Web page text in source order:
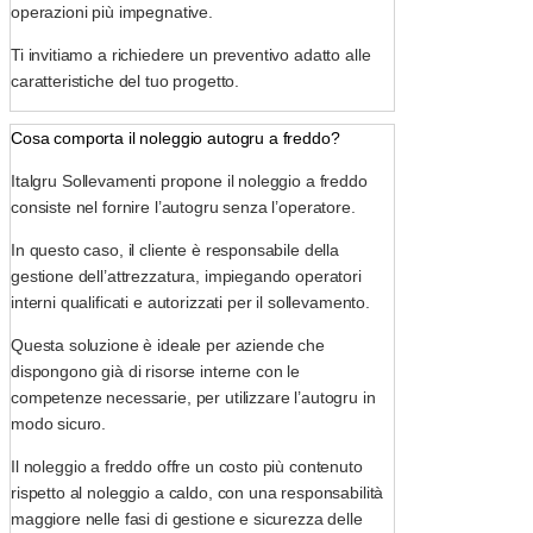
operazioni più impegnative.
Ti invitiamo a richiedere un preventivo adatto alle
caratteristiche del tuo progetto.
Cosa comporta il noleggio autogru a freddo?
Italgru Sollevamenti propone il noleggio a freddo
consiste nel fornire l’autogru senza l’operatore.
In questo caso, il cliente è responsabile della
gestione dell’attrezzatura, impiegando operatori
interni qualificati e autorizzati per il sollevamento.
Questa soluzione è ideale per aziende che
dispongono già di risorse interne con le
competenze necessarie, per utilizzare l’autogru in
modo sicuro.
Il noleggio a freddo offre un costo più contenuto
rispetto al noleggio a caldo, con una responsabilità
maggiore nelle fasi di gestione e sicurezza delle